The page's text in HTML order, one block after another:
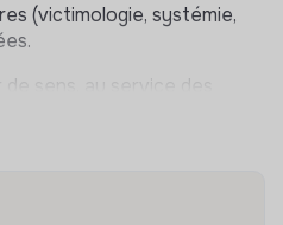
compétences de l'équipe
de formation, etc.).
(victimologie, systémie,
sens, au service des